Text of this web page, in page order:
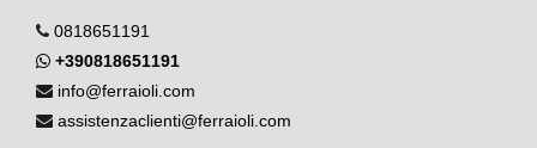
0818651191
+390818651191
info@ferraioli.com
assistenzaclienti@ferraioli.com